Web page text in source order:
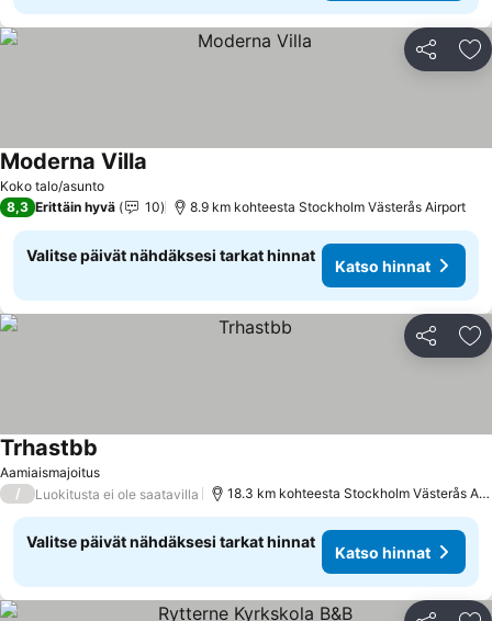
Jaa
Koko talo/asunto
Moderna Villa
8,3 Erittäin hyvä 10 8.9 km kohteesta Stockholm Västerås Airport
Valitse päivät nähdäksesi tarkat hinnat
Katso hinnat
Jaa
Aamiaismajoitus
Trhastbb
/ Luokitusta ei ole saatavilla 18.3 km kohteesta Stockholm Västerås
Valitse päivät nähdäksesi tarkat hinnat
Katso hinnat